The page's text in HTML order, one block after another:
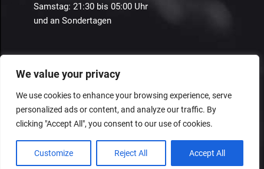
We value your privacy
We use cookies to enhance your browsing experience, serve
personalized ads or content, and analyze our traffic. By
clicking "Accept All", you consent to our use of cookies.
Customize Reject All Accept All
Samstag: 21:30 bis 05:00 Uhr
und an Sondertagen
© 2024 Guestastic. Alle Rechte vorbehalten.
Datenschutz Geschäftsbedingungen